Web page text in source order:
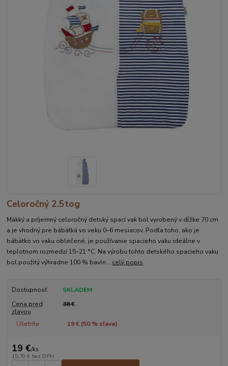
Celoročný 2.5tog
Mäkký a príjemný celoročný detský spací vak bol vyrobený v dĺžke 70 cm
a je vhodný pre bábätká vo veku 0–6 mesiacov. Podľa toho, ako je
bábätko vo vaku oblečené, je používanie spacieho vaku ideálne v
teplotnom rozmedzí 15–21 °C. Na výrobu tohto detského spacieho vaku
bol použitý výhradne 100 % bavln... celý popis
Dostupnosť
SKLADEM
Cena pred
zľavou
38 €
Ušetríte 19 € (50% zľava)
19 €/ks
15,70 € bez DPH